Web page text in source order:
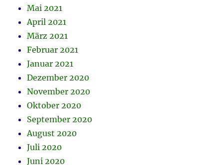
Mai 2021
April 2021
März 2021
Februar 2021
Januar 2021
Dezember 2020
November 2020
Oktober 2020
September 2020
August 2020
Juli 2020
Juni 2020